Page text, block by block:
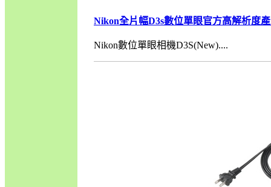
Nikon全片幅D3s數位單眼官方高解析度
Nikon數位單眼相機D3S(New)....